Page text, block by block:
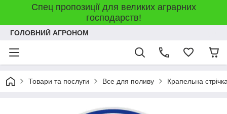
Спец пропозиції для великих аграрних
господарств!
ГОЛОВНИЙ АГРОНОМ
Товари та послуги Все для поливу Крапельна